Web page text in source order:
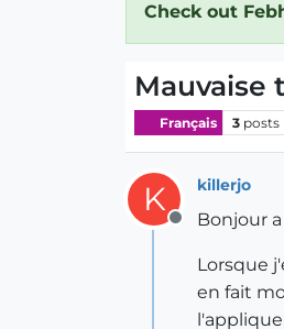
Check out
Mauvaise
Français 3 posts
K
Offline
killerjo
Bonjour
Lorsque
en fait